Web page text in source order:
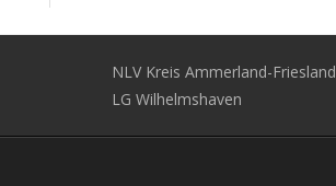
NLV Kreis Ammerland-Friesland
LG Wilhelmshaven